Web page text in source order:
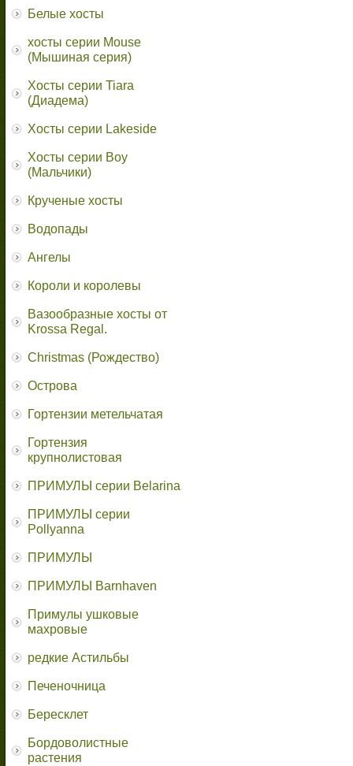
Белые хосты
хосты серии Mouse
(Мышиная серия)
Хосты серии Tiara
(Диадема)
Хосты серии Lakeside
Хосты серии Boy
(Мальчики)
Крученые хосты
Водопады
Ангелы
Короли и королевы
Вазообразные хосты от
Krossa Regal.
Christmas (Рождество)
Острова
Гортензии метельчатая
Гортензия
крупнолистовая
ПРИМУЛЫ серии Belarina
ПРИМУЛЫ серии
Pollyanna
ПРИМУЛЫ
ПРИМУЛЫ Barnhaven
Примулы ушковые
махровые
редкие Астильбы
Печеночница
Бересклет
Бордоволистные
растения